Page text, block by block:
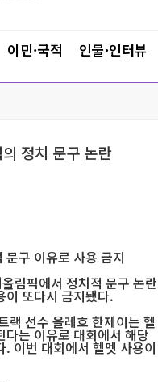
이민·국적 인물·인터뷰
정치 문구 논란
구 이유로 사용 금지
림픽에서 정치적 문구 논란
이 또다시 금지됐다.
랙 선수 올레흐 한제이는 헬
다는 이유로 대회에서 해당
이번 대회에서 헬멧 사용이